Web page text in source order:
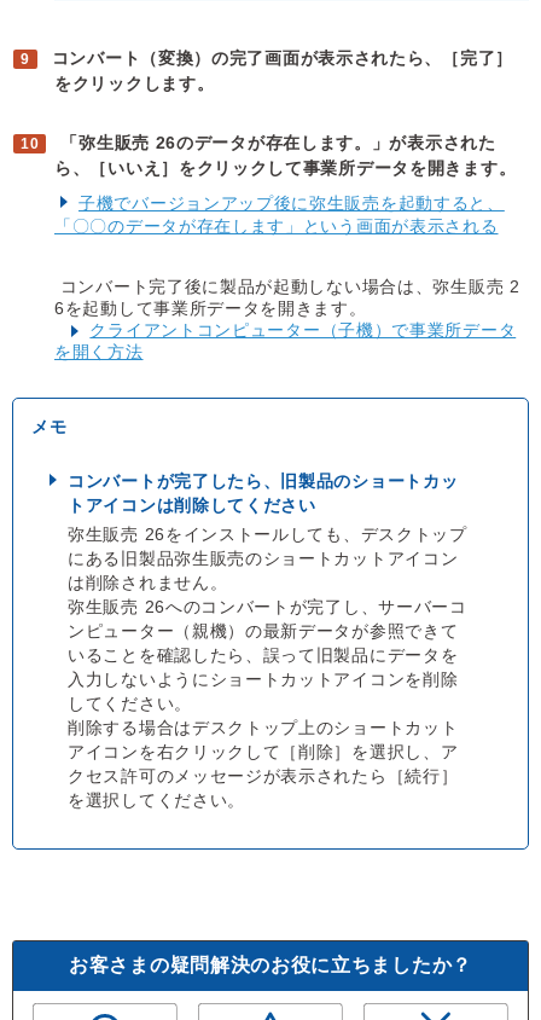
コンバート（変換）の完了画面が表示されたら、［完了］
をクリックします。
「弥生販売 26のデータが存在します。」が表示された
ら、［いいえ］をクリックして事業所データを開きます。
子機でバージョンアップ後に弥生販売を起動すると、
「〇〇のデータが存在します」という画面が表示される
コンバート完了後に製品が起動しない場合は、弥生販売 2
6を起動して事業所データを開きます。
クライアントコンピューター（子機）で事業所データ
を開く方法
コンバートが完了したら、旧製品のショートカッ
トアイコンは削除してください
弥生販売 26をインストールしても、デスクトップ
にある旧製品弥生販売のショートカットアイコン
は削除されません。
弥生販売 26へのコンバートが完了し、サーバーコ
ンピューター（親機）の最新データが参照できて
いることを確認したら、誤って旧製品にデータを
入力しないようにショートカットアイコンを削除
してください。
削除する場合はデスクトップ上のショートカット
アイコンを右クリックして［削除］を選択し、ア
クセス許可のメッセージが表示されたら［続行］
を選択してください。
お客さまの疑問解決のお役に立ちましたか？